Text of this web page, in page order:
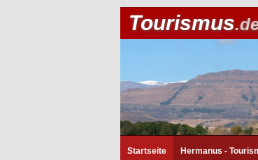
Tourismus
Startseite Hermanus -